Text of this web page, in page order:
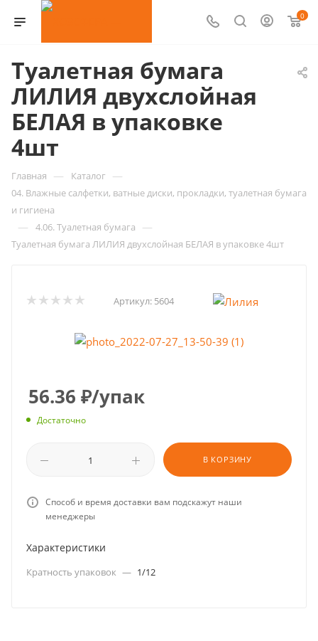
0
Туалетная бумага
ЛИЛИЯ двухслойная
БЕЛАЯ в упаковке
4шт
Главная — Каталог —
04. Влажные салфетки, ватные диски, прокладки, туалетная бумага
и гигиена
— 4.06. Туалетная бумага —
Туалетная бумага ЛИЛИЯ двухслойная БЕЛАЯ в упаковке 4шт
Артикул: 5604
56.36 ₽/упак
Достаточно
В КОРЗИНУ
Способ и время доставки вам подскажут наши
менеджеры
Характеристики
Кратность упаковок — 1/12